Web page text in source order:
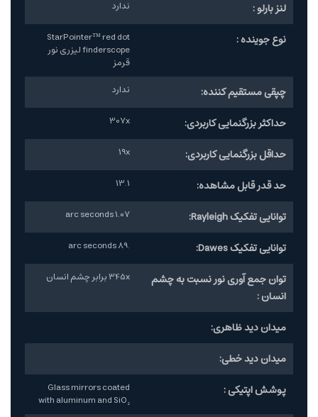
لنز بارلو : ندارد
نوع جوینده :
StarPointer™ red dot
finderscope لیزری نور
قرمز
چپقی مستقیم کننده: ندارد
حداکثر بزرگنمایی کاربردی: 307x
حداقل بزرگنمایی کاربردی: 19x
حد قدر قابل مشاهده: 13.1
توانایی تفکیک Rayleigh: 1.07 arc seconds
توانایی تفکیک Dawes: .89 arc seconds
توان جمع آوری نور نسبت به چشم
انسان :
345x برابر چشم انسان
میدان دید ظاهری:
میدان دید خطی:
پوشش اپتیکی :
Glass mirrors coated
with aluminum and SiO₂